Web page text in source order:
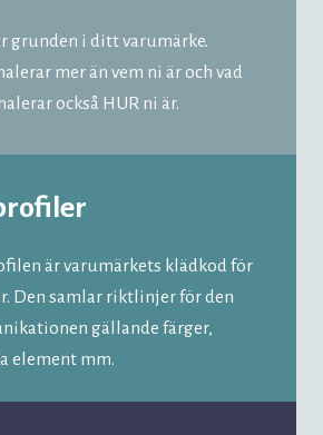
grunden i ditt varumärke.
mer än vem ni är och vad
också HUR ni är.
är varumärkets klädkod för
Den samlar riktlinjer för den
gällande färger,
element mm.